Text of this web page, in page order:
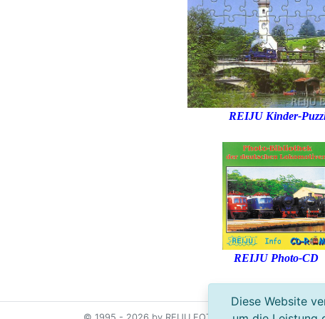
REIJU Kinder-
REIJU Photo-CD
Diese Website